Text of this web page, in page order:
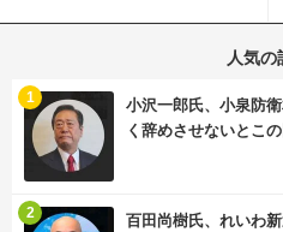
人気の
小沢一郎氏、小泉防
く辞めさせないとこ
1
百田尚樹氏、れいわ
2